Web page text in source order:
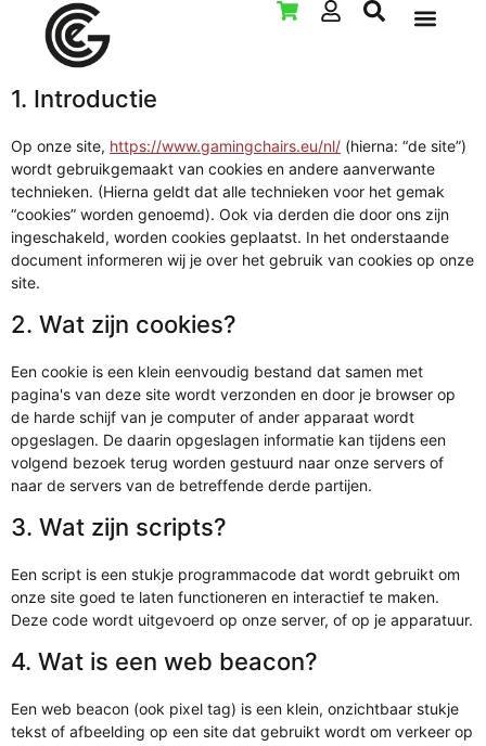
Dit cookiebeleid is voor het laatst geüpdatet op 2 januari 2026 en
is van toepassing op burgers en wettelijke permanente inwoners
van de Europese Economische Ruimte en Zwitserland.
1. Introductie
Op onze site, https://www.gamingchairs.eu/nl/ (hierna: “de site”)
wordt gebruikgemaakt van cookies en andere aanverwante
technieken. (Hierna geldt dat alle technieken voor het gemak
“cookies” worden genoemd). Ook via derden die door ons zijn
ingeschakeld, worden cookies geplaatst. In het onderstaande
document informeren wij je over het gebruik van cookies op onze
site.
2. Wat zijn cookies?
Een cookie is een klein eenvoudig bestand dat samen met
pagina's van deze site wordt verzonden en door je browser op
de harde schijf van je computer of ander apparaat wordt
opgeslagen. De daarin opgeslagen informatie kan tijdens een
volgend bezoek terug worden gestuurd naar onze servers of
naar de servers van de betreffende derde partijen.
3. Wat zijn scripts?
Een script is een stukje programmacode dat wordt gebruikt om
onze site goed te laten functioneren en interactief te maken.
Deze code wordt uitgevoerd op onze server, of op je apparatuur.
4. Wat is een web beacon?
Een web beacon (ook pixel tag) is een klein, onzichtbaar stukje
tekst of afbeelding op een site dat gebruikt wordt om verkeer op